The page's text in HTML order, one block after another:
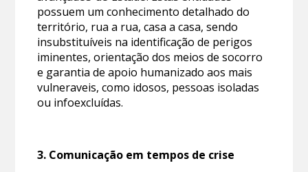
possuem um conhecimento detalhado do
território, rua a rua, casa a casa, sendo
insubstituíveis na identificação de perigos
iminentes, orientação dos meios de socorro
e garantia de apoio humanizado aos mais
vulneraveis, como idosos, pessoas isoladas
ou infoexcluídas.
3. Comunicação em tempos de crise